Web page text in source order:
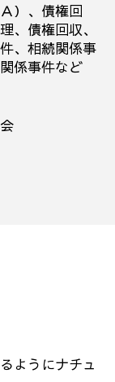
）、債権回
、債権回収、
、相続関係事
係事件など
ようにナチュ